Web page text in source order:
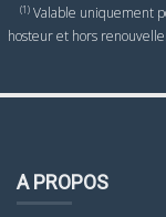
(1)Valable uniquement
hosteur et hors
A PROPOS